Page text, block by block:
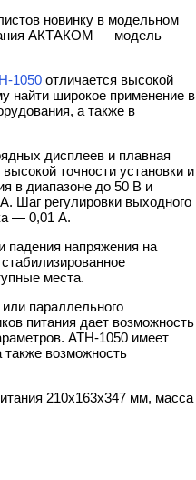
новинку в модельном
АКТАКОМ — модель
1050 отличается высокой
найти широкое применение в
а также в
дисплеев и плавная
точности установки и
в диапазоне до 50 В и
Шаг регулировки выходного
— 0,01 А.
напряжения на
места.
параллельного
питания дает возможность
АТН-1050 имеет
также возможность
210х163х347 мм, масса